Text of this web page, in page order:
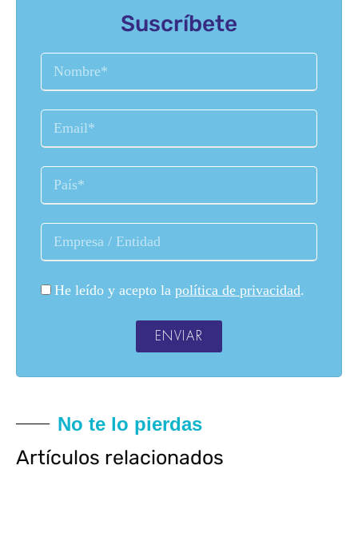
Suscríbete
He leído y acepto la política de privacidad.
ENVIAR
No te lo pierdas
Artículos relacionados